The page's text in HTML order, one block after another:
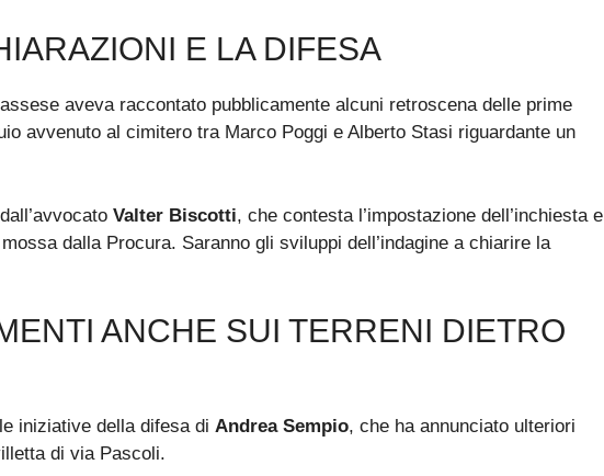
E LA DIFESA
aveva raccontato pubblicamente alcuni retroscena delle prime
avvenuto al cimitero tra Marco Poggi e Alberto Stasi riguardante un
Valter Biscotti, che contesta l’impostazione dell’inchiesta e
dalla Procura. Saranno gli sviluppi dell’indagine a chiarire la
ANCHE SUI TERRENI DIETRO
iniziative della difesa di Andrea Sempio, che ha annunciato ulteriori
di via Pascoli.